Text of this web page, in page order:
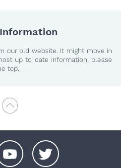
our old website. It might move in
up to date information, please
top.